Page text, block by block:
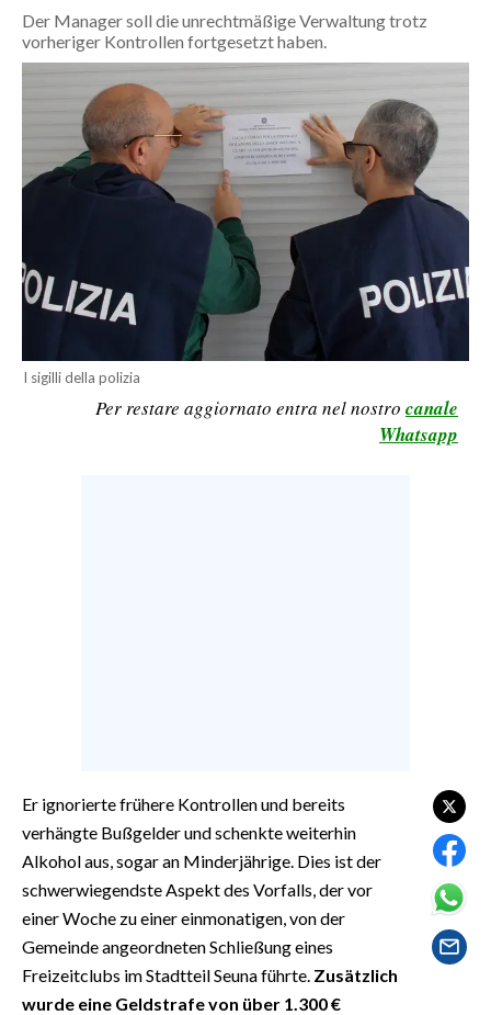
SERVIZI ALLE IMPRESE
LAVORO
SPORT IN SARDEGNA
SPORT
CALCIO
CALCIO REGIONALE
VOLLEY
INSULARITÀ
FOTO
VIDEO
INFO AZIENDE
Der Manager soll die unrechtmäßige Verwaltung trotz
vorheriger Kontrollen fortgesetzt haben.
I sigilli della polizia
Per restare aggiornato entra nel nostro canale
Whatsapp
Er ignorierte frühere Kontrollen und bereits
verhängte Bußgelder und schenkte weiterhin
Alkohol aus, sogar an Minderjährige. Dies ist der
schwerwiegendste Aspekt des Vorfalls, der vor
einer Woche zu einer einmonatigen, von der
Gemeinde angeordneten Schließung eines
Freizeitclubs im Stadtteil Seuna führte. Zusätzlich
wurde eine Geldstrafe von über 1.300 €